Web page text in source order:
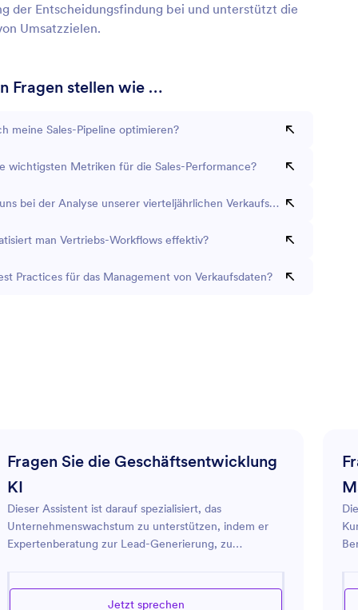
der Entscheidungsfindung bei und unterstützt die
Umsatzzielen.
Fragen stellen wie …
meine Sales-Pipeline optimieren?
wichtigsten Metriken für die Sales-Performance?
bei der Analyse unserer vierteljährlichen Verkaufsdaten helfen?
man Vertriebs-Workflows effektiv?
Practices für das Management von Verkaufsdaten?
Fragen Sie die Geschäftsentwicklung
KI
Dieser Assistent ist darauf spezialisiert, das
Unternehmenswachstum zu unterstützen, indem er
Expertenberatung zur Lead-Generierung, zu
konzentriert sich darauf, praktische Lösungen
Jetzt sprechen